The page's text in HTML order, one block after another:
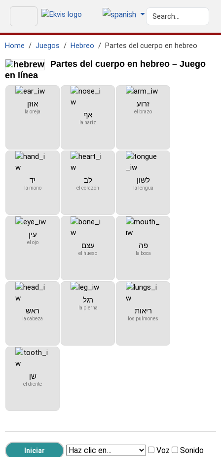
Home Juegos Hebreo Partes del cuerpo en hebreo
Partes del cuerpo en hebreo – Juego
en línea
אוזן
la oreja אף
la nariz
זרוע
el brazo
יד
la mano
לב
el corazón
לשון
la lengua
עין
el ojo עצם
el hueso
פה
la boca
ראש
la cabeza
רגל
la pierna ריאות
los pulmones
שן
el diente
Voz Sonido